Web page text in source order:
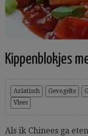
Kippenblokjes
Aziatisch Gevogelte
Vlees
Als ik Chinees ga